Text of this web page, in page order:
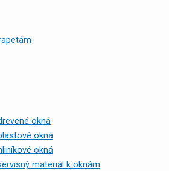
okná
okná
okná
materiál k oknám